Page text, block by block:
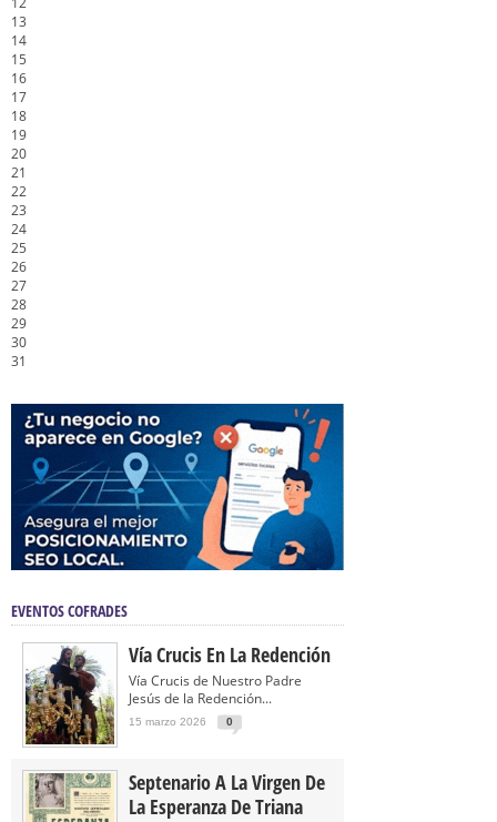
13
14
15
16
17
18
19
20
21
22
23
24
25
26
27
28
29
30
31
EVENTOS COFRADES
Vía Crucis En La Redención
Vía Crucis de Nuestro Padre
Jesús de la Redención...
15 marzo 2026 0
Septenario A La Virgen De
La Esperanza De Triana